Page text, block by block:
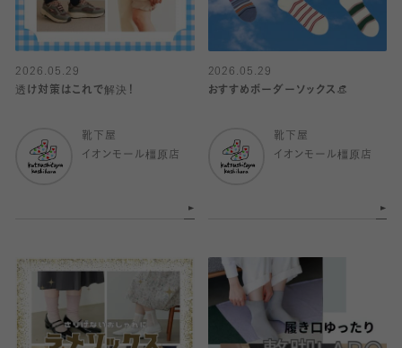
2026.05.29
透け対策はこれで解決！
靴下屋
イオンモール橿原店
2026.05.29
おすすめボーダーソックス👒
靴下屋
イオンモール橿原店